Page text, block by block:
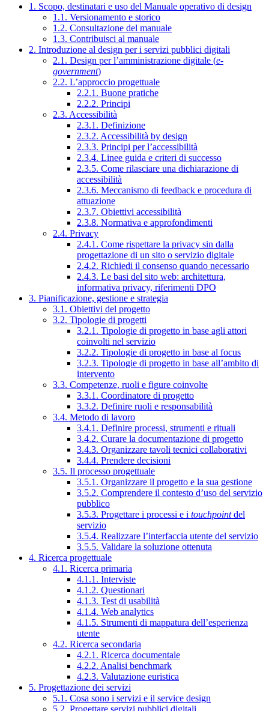
1. Scopo, destinatari e uso del Manuale operativo di design
1.1. Versionamento e storico
1.2. Consultazione del manuale
1.3. Contribuisci al manuale
2. Introduzione al design per i servizi pubblici digitali
2.1. Design per l’amministrazione digitale (e-
government)
2.2. L’approccio progettuale
2.2.1. Buone pratiche
2.2.2. Principi
2.3. Accessibilità
2.3.1. Definizione
2.3.2. Accessibilità by design
2.3.3. Principi per l’accessibilità
2.3.4. Linee guida e criteri di successo
2.3.5. Come rilasciare una dichiarazione di
accessibilità
2.3.6. Meccanismo di feedback e procedura di
attuazione
2.3.7. Obiettivi accessibilità
2.3.8. Normativa e approfondimenti
2.4. Privacy
2.4.1. Come rispettare la privacy sin dalla
progettazione di un sito o servizio digitale
2.4.2. Richiedi il consenso quando necessario
2.4.3. Le basi del sito web: architettura,
informativa privacy, riferimenti DPO
3. Pianificazione, gestione e strategia
3.1. Obiettivi del progetto
3.2. Tipologie di progetti
3.2.1. Tipologie di progetto in base agli attori
coinvolti nel servizio
3.2.2. Tipologie di progetto in base al focus
3.2.3. Tipologie di progetto in base all’ambito di
intervento
3.3. Competenze, ruoli e figure coinvolte
3.3.1. Coordinatore di progetto
3.3.2. Definire ruoli e responsabilità
3.4. Metodo di lavoro
3.4.1. Definire processi, strumenti e rituali
3.4.2. Curare la documentazione di progetto
3.4.3. Organizzare tavoli tecnici collaborativi
3.4.4. Prendere decisioni
3.5. Il processo progettuale
3.5.1. Organizzare il progetto e la sua gestione
3.5.2. Comprendere il contesto d’uso del servizio
pubblico
3.5.3. Progettare i processi e i touchpointdel
servizio
3.5.4. Realizzare l’interfaccia utente del servizio
3.5.5. Validare la soluzione ottenuta
4. Ricerca progettuale
4.1. Ricerca primaria
4.1.1. Interviste
4.1.2. Questionari
4.1.3. Test di usabilità
4.1.4. Web analytics
4.1.5. Strumenti di mappatura dell’esperienza
utente
4.2. Ricerca secondaria
4.2.1. Ricerca documentale
4.2.2. Analisi benchmark
4.2.3. Valutazione euristica
5. Progettazione dei servizi
5.1. Cosa sono i servizi e il service design
5.2. Progettare servizi pubblici digitali